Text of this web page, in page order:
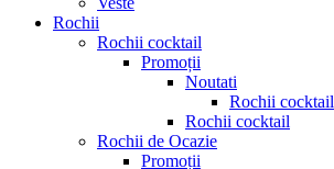
Rochii
Rochii cocktail
Promoții
Noutati
Rochii cocktail
Rochii cocktail
Rochii de Ocazie
Promoții